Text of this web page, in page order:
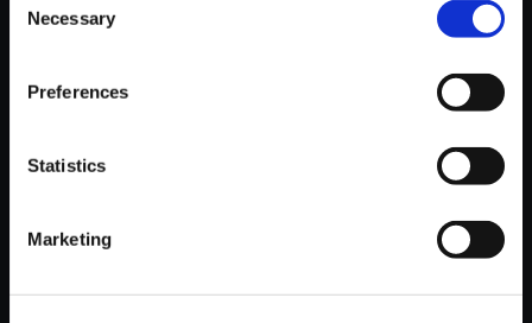
Selection
Necessary
Preferences
Statistics
Marketing
おすすめ商品